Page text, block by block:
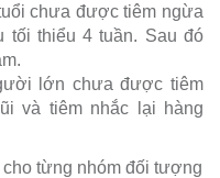
chưa được tiêm ngừa
tối thiểu 4 tuần. Sau đó
lớn chưa được tiêm
và tiêm nhắc lại hàng
cho từng nhóm đối tượng